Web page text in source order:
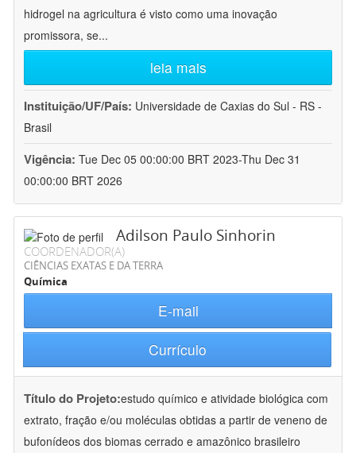
hidrogel na agricultura é visto como uma inovação
promissora, se...
leia mais
Instituição/UF/País: Universidade de Caxias do Sul - RS -
Brasil
Vigência: Tue Dec 05 00:00:00 BRT 2023-Thu Dec 31
00:00:00 BRT 2026
Adilson Paulo Sinhorin
COORDENADOR(A)
CIÊNCIAS EXATAS E DA TERRA
Química
E-mail
Currículo
Título do Projeto:estudo químico e atividade biológica com
extrato, fração e/ou moléculas obtidas a partir de veneno de
bufonídeos dos biomas cerrado e amazônico brasileiro